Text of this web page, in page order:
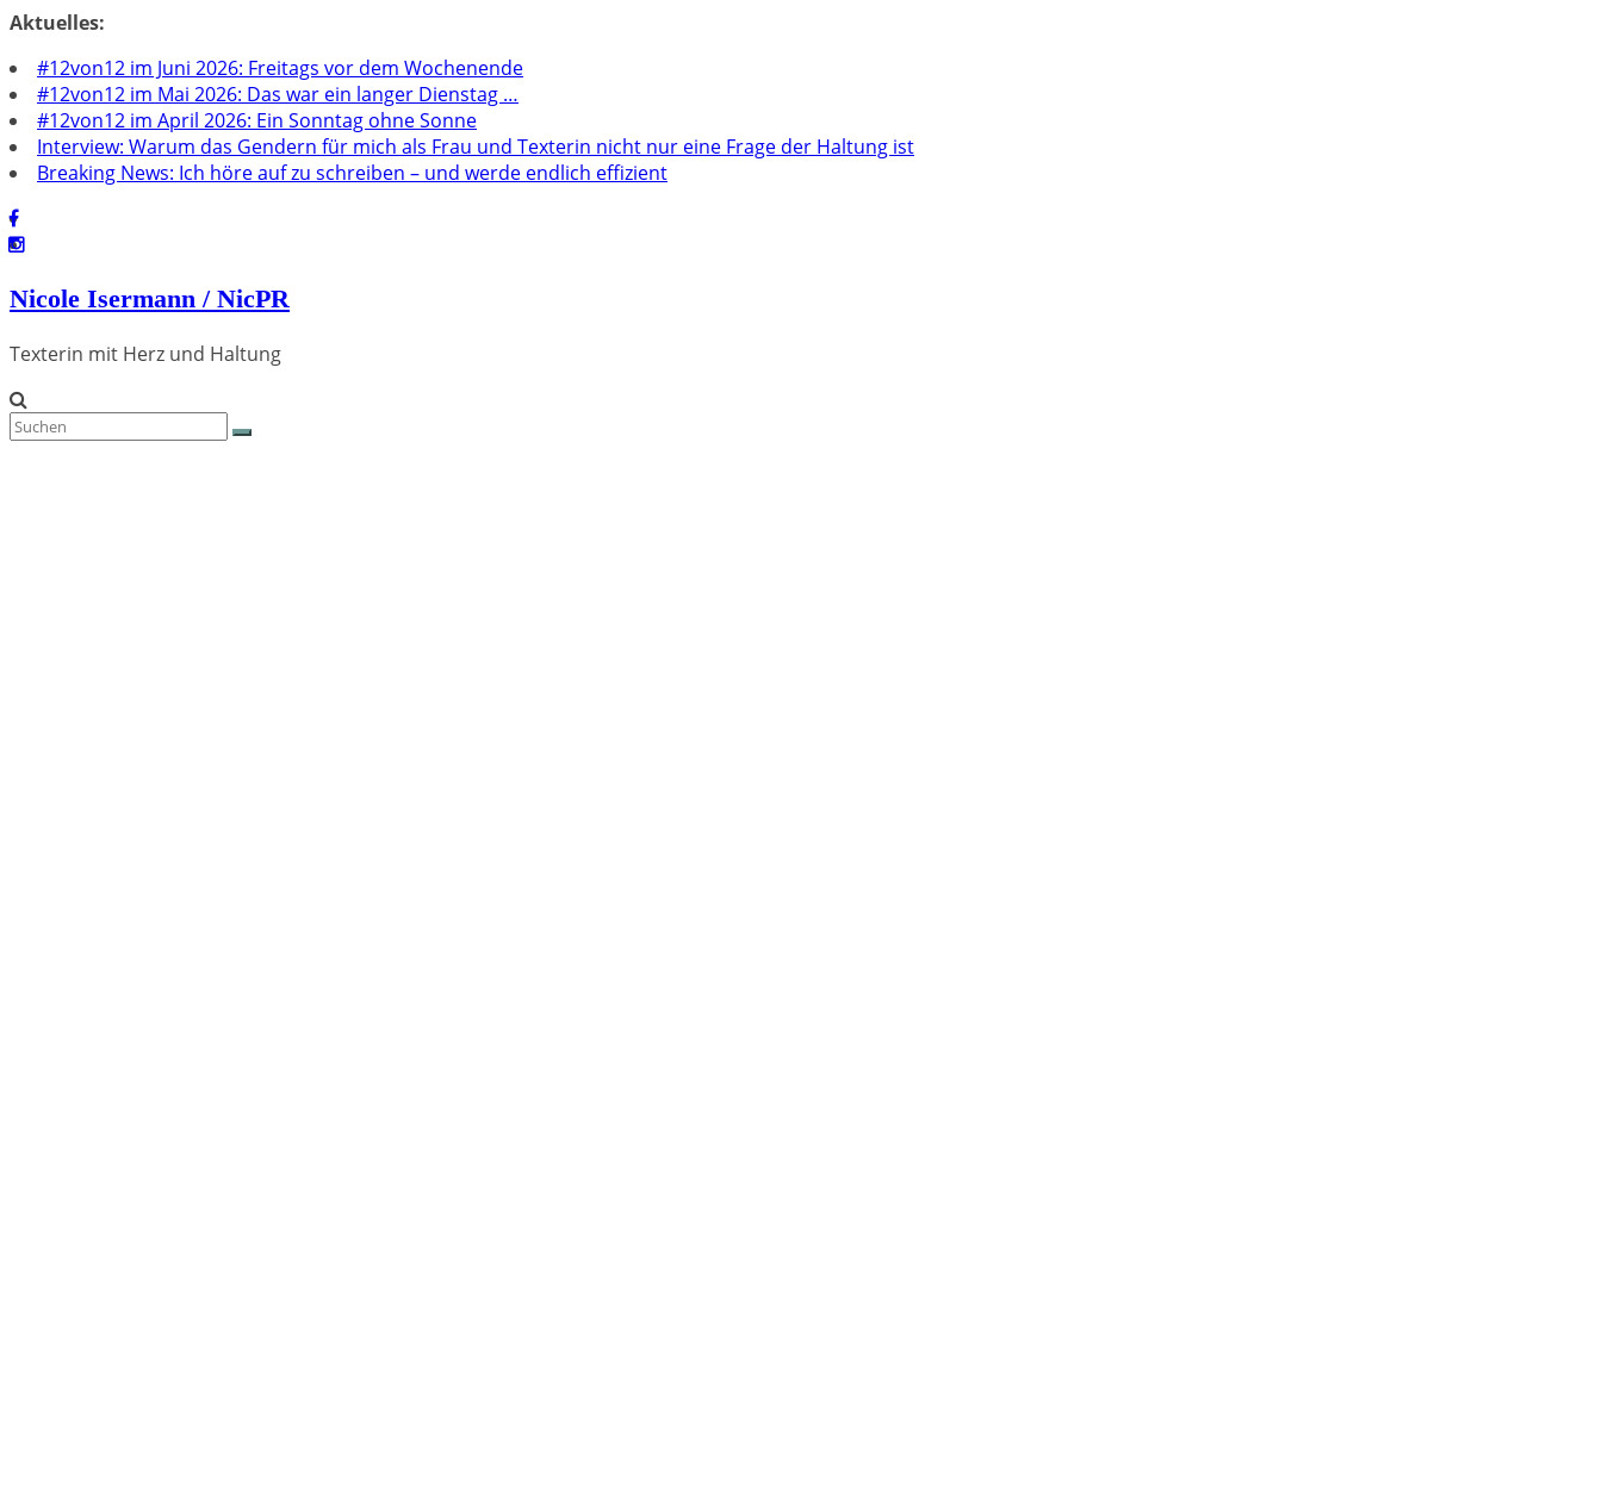
Zum
springen
Aktuelles:
#12von12 im Juni 2026: Freitags vor dem Wochenende
#12von12 im Mai 2026: Das war ein langer Dienstag …
#12von12 im April 2026: Ein Sonntag ohne Sonne
Interview: Warum das Gendern für mich als Frau und Texterin nicht nur eine Frage der Haltung ist
Breaking News: Ich höre auf zu schreiben – und werde endlich effizient
Nicole Isermann / NicPR
Texterin mit Herz und Haltung